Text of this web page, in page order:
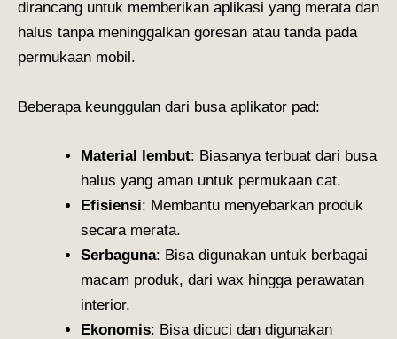
dirancang untuk memberikan aplikasi yang merata dan
halus tanpa meninggalkan goresan atau tanda pada
permukaan mobil.
Beberapa keunggulan dari busa aplikator pad:
Material lembut: Biasanya terbuat dari busa
halus yang aman untuk permukaan cat.
Efisiensi: Membantu menyebarkan produk
secara merata.
Serbaguna: Bisa digunakan untuk berbagai
macam produk, dari wax hingga perawatan
interior.
Ekonomis: Bisa dicuci dan digunakan